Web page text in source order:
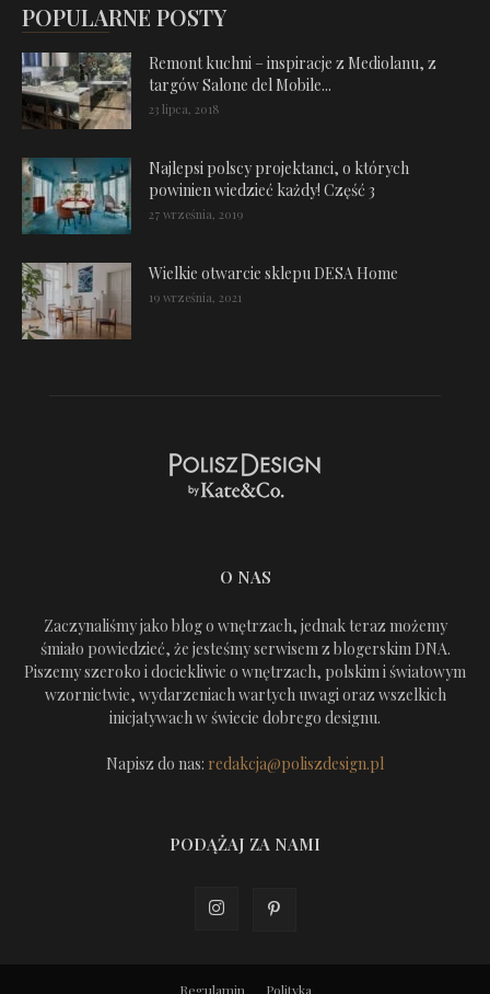
POPULARNE POSTY
Remont kuchni – inspiracje z Mediolanu, z
targów Salone del Mobile...
23 lipca, 2018
Najlepsi polscy projektanci, o których
powinien wiedzieć każdy! Część 3
27 września, 2019
Wielkie otwarcie sklepu DESA Home
19 września, 2021
O NAS
Zaczynaliśmy jako blog o wnętrzach, jednak teraz możemy
śmiało powiedzieć, że jesteśmy serwisem z blogerskim DNA.
Piszemy szeroko i dociekliwie o wnętrzach, polskim i światowym
wzornictwie, wydarzeniach wartych uwagi oraz wszelkich
inicjatywach w świecie dobrego designu.
Napisz do nas: redakcja@poliszdesign.pl
PODĄŻAJ ZA NAMI
Regulamin Polityka